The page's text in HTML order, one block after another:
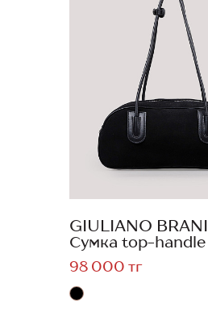
GIULIANO BRANI
Сумка top-handle
98 000 тг